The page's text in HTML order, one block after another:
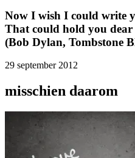
Now I wish I could write
That could hold you
(Bob Dylan, Tombstone
29 september 2012
misschien daarom